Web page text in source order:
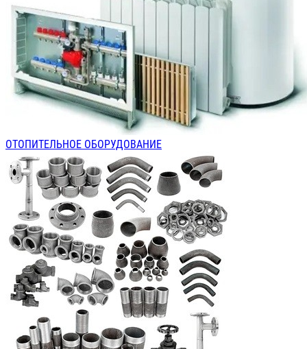
ОТОПИТЕЛЬНОЕ ОБОРУДОВАНИЕ